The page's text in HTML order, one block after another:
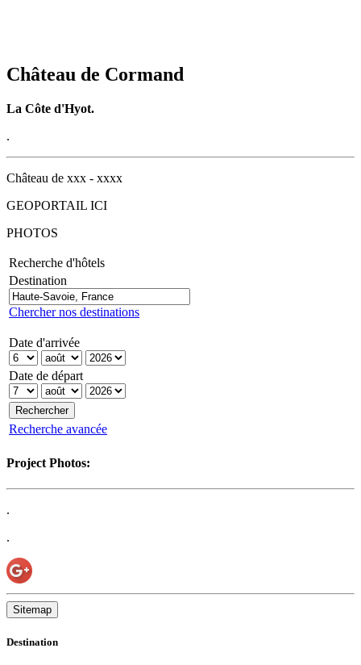
Château de Cormand
La Côte d'Hyot.
.
Château de xxx - xxxx
GEOPORTAIL ICI
PHOTOS
Recherche d'hôtels
Destination
Chercher nos destinations
Date d'arrivée
Date de départ
Recherche avancée
Project Photos:
.
.
Sitemap
Destination